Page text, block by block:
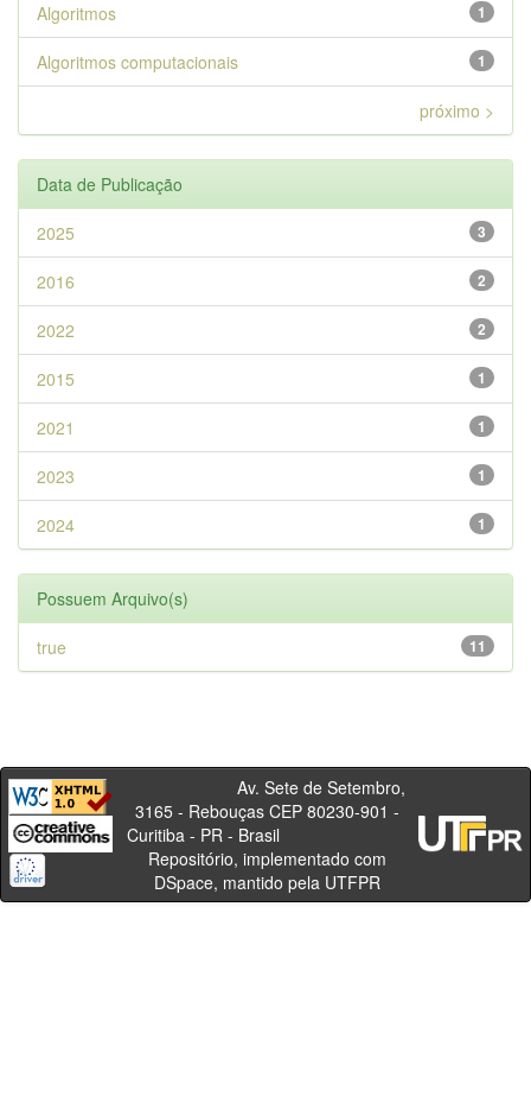
1
Algoritmos
1
Algoritmos computacionais
próximo >
Data de Publicação
3
2025
2
2016
2
2022
1
2015
1
2021
1
2023
1
2024
Possuem Arquivo(s)
11
true
Av. Sete de Setembro,
3165 - Rebouças CEP 80230-901 -
Curitiba - PR - Brasil
Repositório, implementado com
DSpace, mantido pela UTFPR